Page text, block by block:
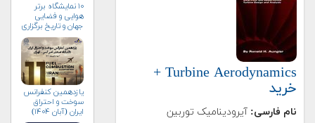
Turbine Aerodynamics +
خرید
نام فارسی: آیرودینامیک توربین
۱۰ نمایشگاه برتر
هوایی و فضایی
جهان و تاریخ برگزاری
آن‌ها
یازدهمین کنفرانس
سوخت و احتراق
ایران (آبان‌ ۱۴۰۴)